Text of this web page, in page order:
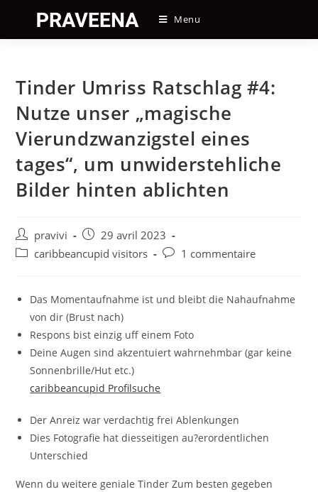
content
Menu
Tinder Umriss Ratschlag #4:
Nutze unser „magische
Vierundzwanzigstel eines
tages“, um unwiderstehliche
Bilder hinten ablichten
Auteur/autrice
de
pravivi
Post
published:
29 avril 2023
Postcaribbeancupid visitors
Post1 commentaire
Das Momentaufnahme ist und bleibt die Nahaufnahme
von dir (Brust nach)
Respons bist einzig uff einem Foto
Deine Augen sind akzentuiert wahrnehmbar (gar keine
Sonnenbrille/Hut etc.)
caribbeancupid Profilsuche
Der Anreiz war verdachtig frei Ablenkungen
Dies Fotografie hat diesseitigen au?erordentlichen
Unterschied
Wenn du weitere geniale Tinder Zum besten gegeben